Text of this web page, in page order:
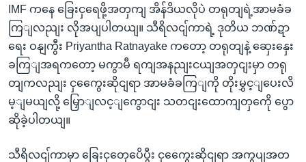
IMF ကနေ ခြေးငှရေဖို့အတှကျ အိန်ဒိယလိုပဲ တရုတျရဲ့အာမခံခ
ကြျလညျး လိုအပျပါတယျ။ သီရိလငျ်ကာရဲ့ ဒုတိယ ဘဏ်ဍာ
ရေး ဝနျကွီး Priyantha Ratnayake ကတော့ တရုတျနဲ့ ဆှေးနှေး
ခကြျအရကတော့ မကွာမီ ရကျအနညျးငယျအတှငျးမှာ တရု
တျကလညျး ငှကွေေးဆိုငျရာ အာမခံခကြျကို တိုးမွှင့ျပေးလိ
မ့ျမယျလို့ မြှောျလင့ျကွောငျး သတငျးထောကျတှကေို ပွော
ဆိုခဲ့ပါတယျ။
သီရိလငျ်ကာမှာ ခြေးငှတှေပေိပွီး ငှကွေေးဆိုငျရာ အကွပျအတ